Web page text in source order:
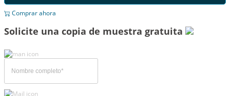
Comprar ahora
Solicite una copia de muestra gratuita